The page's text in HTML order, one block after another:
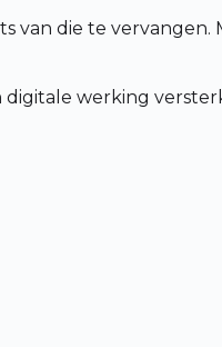
van die te vervangen.
werking